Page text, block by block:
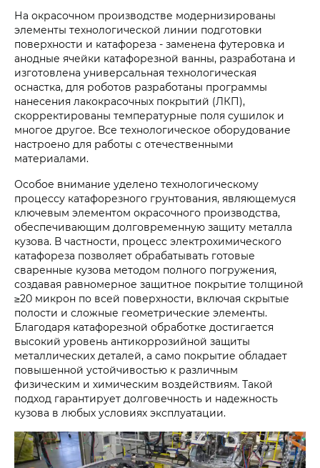
На окрасочном производстве модернизированы
элементы технологической линии подготовки
поверхности и катафореза - заменена футеровка и
анодные ячейки катафорезной ванны, разработана и
изготовлена универсальная технологическая
оснастка, для роботов разработаны программы
нанесения лакокрасочных покрытий (ЛКП),
скорректированы температурные поля сушилок и
многое другое. Все технологическое оборудование
настроено для работы с отечественными
материалами.
Особое внимание уделено технологическому
процессу катафорезного грунтования, являющемуся
ключевым элементом окрасочного производства,
обеспечивающим долговременную защиту металла
кузова. В частности, процесс электрохимического
катафореза позволяет обрабатывать готовые
сваренные кузова методом полного погружения,
создавая равномерное защитное покрытие толщиной
≥20 микрон по всей поверхности, включая скрытые
полости и сложные геометрические элементы.
Благодаря катафорезной обработке достигается
высокий уровень антикоррозийной защиты
металлических деталей, а само покрытие обладает
повышенной устойчивостью к различным
физическим и химическим воздействиям. Такой
подход гарантирует долговечность и надежность
кузова в любых условиях эксплуатации.